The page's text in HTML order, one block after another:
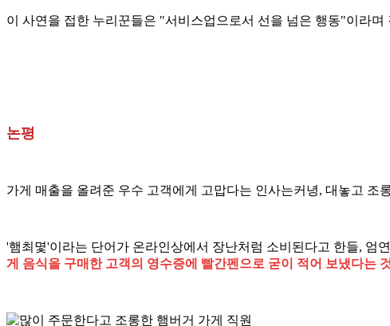
이 사연을 접한 누리꾼들은 "서비스업으로서 선을 넘은 행동"이라
논평
가게 매출을 올려준 우수 고객에게 고맙다는 인사는커녕, 대놓고
'햄최몇'이라는 단어가 온라인상에서 장난처럼 소비된다고 한들, 엄
게 음식을 구매한 고객의 영수증에 빨간펜으로 굳이 적어 보냈다는